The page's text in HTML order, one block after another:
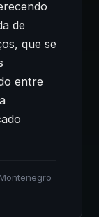
de
que se
entre